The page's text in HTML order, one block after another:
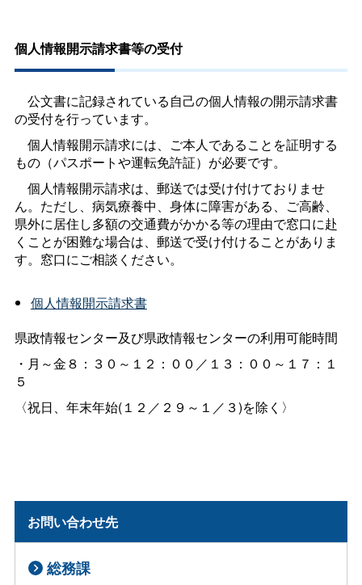
個人情報開示請求書等の受付
公文書に記録されている自己の個人情報の開示請求書
の受付を行っています。
個人情報開示請求には、ご本人であることを証明する
もの（パスポートや運転免許証）が必要です。
個人情報開示請求は、郵送では受け付けておりませ
ん。ただし、病気療養中、身体に障害がある、ご高齢、
県外に居住し多額の交通費がかかる等の理由で窓口に赴
くことが困難な場合は、郵送で受け付けることがありま
す。窓口にご相談ください。
個人情報開示請求書
県政情報センター及び県政情報センターの利用可能時間
・月～金８：３０～１２：００／１３：００～１７：１
５
〈祝日、年末年始(１２／２９～１／３)を除く〉
お問い合わせ先
総務課